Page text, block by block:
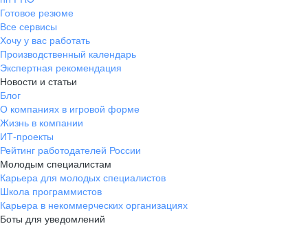
Готовое резюме
Все сервисы
Хочу у вас работать
Производственный календарь
Экспертная рекомендация
Новости и статьи
Блог
О компаниях в игровой форме
Жизнь в компании
ИТ-проекты
Рейтинг работодателей России
Молодым специалистам
Карьера для молодых специалистов
Школа программистов
Карьера в некоммерческих организациях
Боты для уведомлений